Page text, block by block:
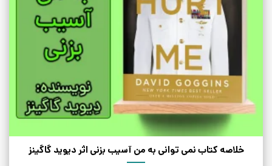
خلاصه کتاب نمی توانی به من آسیب بزنی اثر دیوید گاگینز